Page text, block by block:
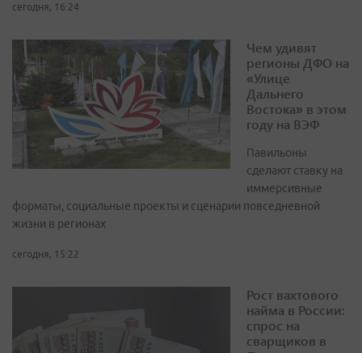
сегодня, 16:24
Чем удивят
регионы ДФО на
«Улице
Дальнего
Востока» в этом
году на ВЭФ
Павильоны
сделают ставку на
иммерсивные
форматы, социальные проекты и сценарии повседневной
жизни в регионах
сегодня, 15:22
Рост вахтового
найма в России:
спрос на
сварщиков в